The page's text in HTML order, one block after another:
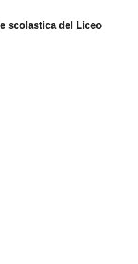
scolastica del Liceo